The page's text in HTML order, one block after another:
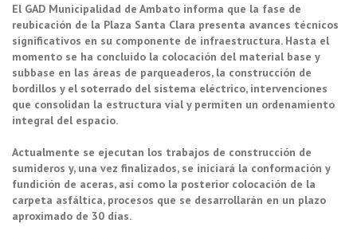
El GAD Municipalidad de Ambato informa que la fase de
reubicación de la Plaza Santa Clara presenta avances técnicos
significativos en su componente de infraestructura. Hasta el
momento se ha concluido la colocación del material base y
subbase en las áreas de parqueaderos, la construcción de
bordillos y el soterrado del sistema eléctrico, intervenciones
que consolidan la estructura vial y permiten un ordenamiento
integral del espacio.
Actualmente se ejecutan los trabajos de construcción de
sumideros y, una vez finalizados, se iniciará la conformación y
fundición de aceras, así como la posterior colocación de la
carpeta asfáltica, procesos que se desarrollarán en un plazo
aproximado de 30 días.